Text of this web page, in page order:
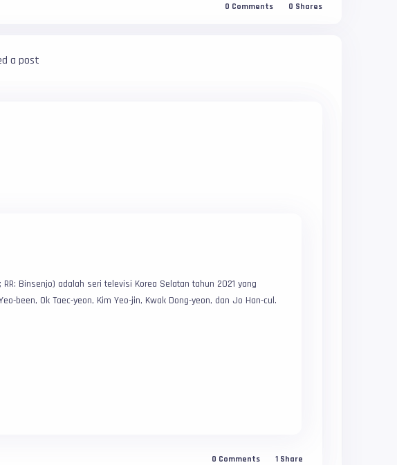
0 Comments 0 Shares
a post
Binsenjo) adalah seri televisi Korea Selatan tahun 2021 yang
been, Ok Taec-yeon, Kim Yeo-jin, Kwak Dong-yeon, dan Jo Han-cul.
0 Comments 1 Share